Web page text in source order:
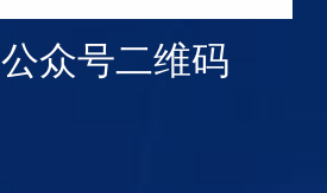
公众号二维码